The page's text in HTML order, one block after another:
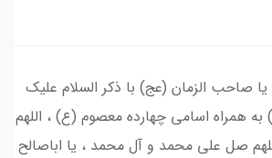
صاحب الزمان (عج) با ذکر السلام علیک
همراه اسامی چهارده معصوم (ع) ، اللهم
صل علی محمد و آل محمد ، یا اباصالح